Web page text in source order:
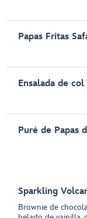
Papas Fritas
Ensalada de col
Puré de Papas
Sparkling
Brownie de